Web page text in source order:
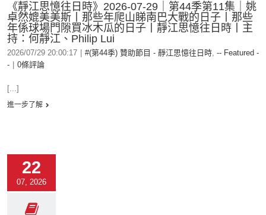
《靜江思憶往日時》2026-07-29｜第44季第11集｜姚
卓然媲美美斯丨那些年爬山睇南巴大戰的日子丨那些
年係球場門隙買冰木瓜的日子丨靜江思憶往日時丨主
持：何靜江、Philip Lui
2026/07/29 20:00:17 #(第44季) 贊助節目 - 靜江思憶往日時, -- Featured -
-
0條評論
[...]
進一步了解
22
07, 2026